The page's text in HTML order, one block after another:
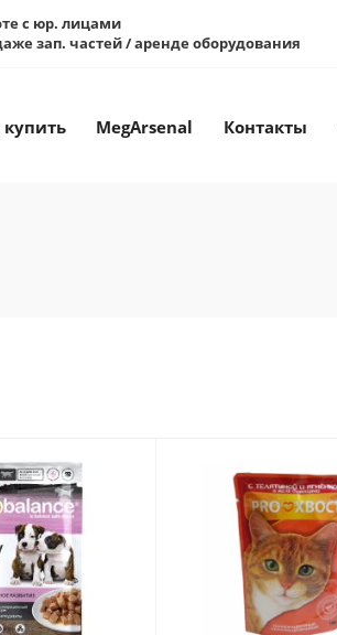
с юр. лицами
зап. частей / аренде оборудования
купить MegArsenal Контакты